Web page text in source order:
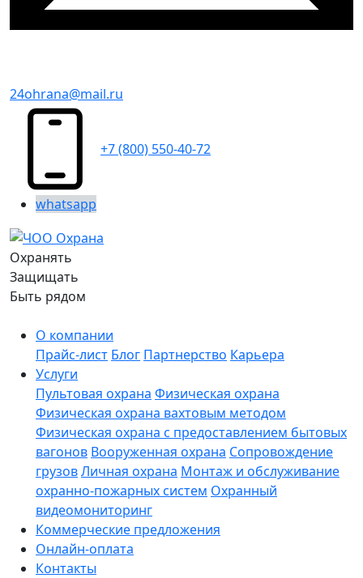
24ohrana@mail.ru
+7 (800) 550-40-72
whatsapp
Охранять
Защищать
Быть рядом
О компании
Прайс-лист Блог Партнерство Карьера
Услуги
Пультовая охрана Физическая охрана
Физическая охрана вахтовым методом
Физическая охрана с предоставлением бытовых
вагонов Вооруженная охрана Сопровождение
грузовЛичная охрана Монтаж и обслуживание
охранно-пожарных систем Охранный
видеомониторинг
Коммерческие предложения
Онлайн-оплата
Контакты